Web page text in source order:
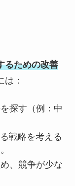
るための改善
は：
探す（例：中
戦略を考える
、競争が少な